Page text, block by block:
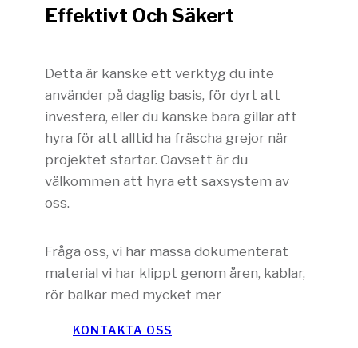
Effektivt Och Säkert
Detta är kanske ett verktyg du inte
använder på daglig basis, för dyrt att
investera, eller du kanske bara gillar att
hyra för att alltid ha fräscha grejor när
projektet startar. Oavsett är du
välkommen att hyra ett saxsystem av
oss.
Fråga oss, vi har massa dokumenterat
material vi har klippt genom åren, kablar,
rör balkar med mycket mer
KONTAKTA OSS